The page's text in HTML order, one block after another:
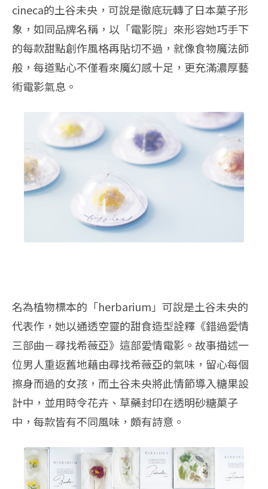
cineca的土谷未央，可說是徹底玩轉了日本菓子形
象，如同品牌名稱，以「電影院」來形容她巧手下
的每款甜點創作風格再貼切不過，就像食物魔法師
般，每道點心不僅看來魔幻感十足，更充滿濃厚藝
術電影氣息。
名為植物標本的「herbarium」可說是土谷未央的
代表作，她以通透空靈的甜食造型詮釋《錯過愛情
三部曲－尋找希薇亞》這部愛情電影。故事描述一
位男人重返舊地藉由尋找希薇亞的氣味，留心每個
擦身而過的女孩，而土谷未央將此情節導入糖果設
計中，並用時令花卉、草藥封印在透明砂糖菓子
中，每款皆有不同風味，頗有詩意。